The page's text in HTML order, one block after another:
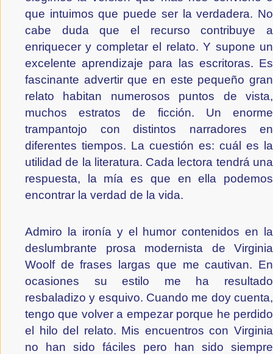
que intuimos que puede ser la verdadera. No
cabe duda que el recurso contribuye a
enriquecer y completar el relato. Y supone un
excelente aprendizaje para las escritoras. Es
fascinante advertir que en este pequeño gran
relato habitan numerosos puntos de vista,
muchos estratos de ficción. Un enorme
trampantojo con distintos narradores en
diferentes tiempos. La cuestión es: cuál es la
utilidad de la literatura. Cada lectora tendrá una
respuesta, la mía es que en ella podemos
encontrar la verdad de la vida.
Admiro la ironía y el humor contenidos en la
deslumbrante prosa modernista de Virginia
Woolf de frases largas que me cautivan. En
ocasiones su estilo me ha resultado
resbaladizo y esquivo. Cuando me doy cuenta,
tengo que volver a empezar porque he perdido
el hilo del relato. Mis encuentros con Virginia
no han sido fáciles pero han sido siempre